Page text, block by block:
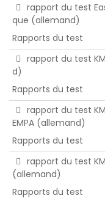
rapport du test
que (allemand)
Rapports du test
rapport du test
d)
Rapports du test
rapport du test
EMPA (allemand)
Rapports du test
rapport du test
(allemand)
Rapports du test